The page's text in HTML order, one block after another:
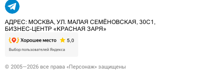
АДРЕС: МОСКВА, УЛ. МАЛАЯ СЕМЁНОВСКАЯ, 30С1,
БИЗНЕС-ЦЕНТР «КРАСНАЯ ЗАРЯ»
© 2005—2026 все права «Персонаж» защищены